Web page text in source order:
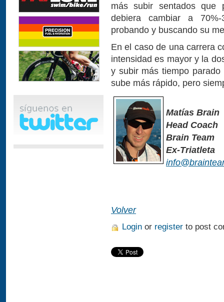
más subir sentados que
debiera cambiar a
probando y buscando su
En el caso de una carrera
intensidad es mayor y la
y subir más tiempo
sube más rápido, pero
Matías Brain
Head Coach
Brain Team
Ex-Triatleta
Volver
Login or register to post